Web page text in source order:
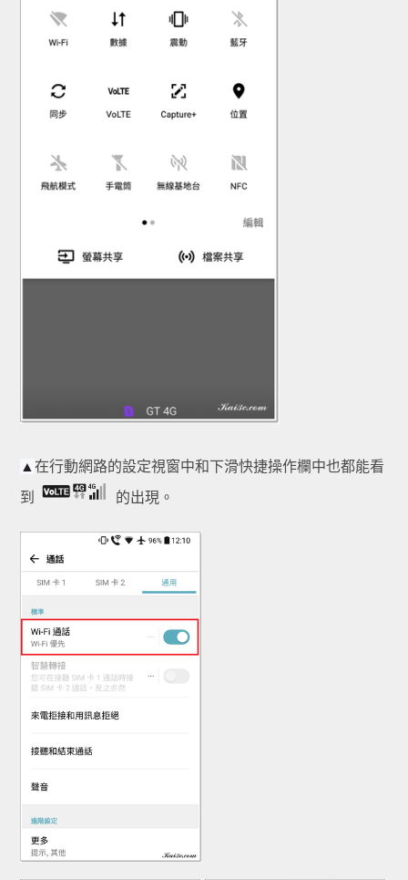
▲ 在行動網路的設定視窗中和下滑快捷操作欄中也都能看
到
的出現。